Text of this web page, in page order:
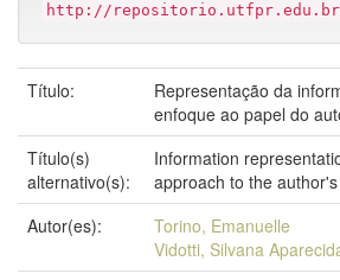
http://
Título:
Representação da
enfoque ao papel do
Título(s)
alternativo(s):
Information
approach to the
Autor(es):
Torino, Emanuelle
Vidotti, Silvana